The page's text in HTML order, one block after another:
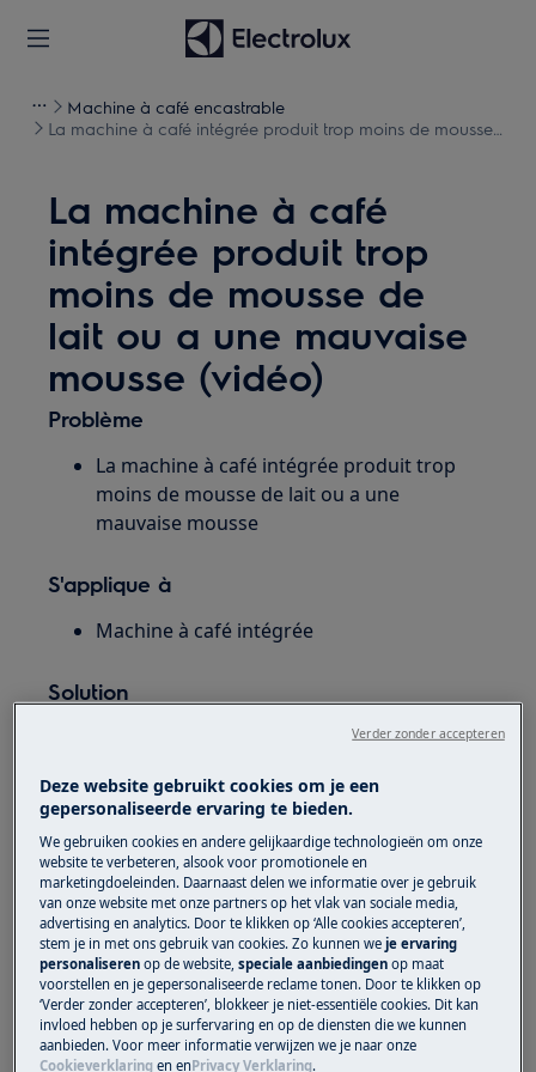
Machine à café encastrable
La machine à café intégrée produit trop moins de mousse
La machine à café
intégrée produit trop
moins de mousse de
lait ou a une mauvaise
mousse (vidéo)
Problème
La machine à café intégrée produit trop
moins de mousse de lait ou a une
mauvaise mousse
S'applique à
Machine à café intégrée
Solution
1.Vérifier les résidus de lait solide (la cause la
plus fréquente de problème): il suffit parfois de
démarrer la préparation de "lait chaud",
d'attendre au moins 15 secondes, d'arrêter la
préparation et de suivre le processus de
nettoyage
2. Assurez-vous que les joints sur la buse de
raccordement de la carafe de la machine sont
propres et exempts de résidus de lait dur
Deze website gebruikt cookies om je een
gepersonaliseerde ervaring te bieden.
We gebruiken cookies en andere gelijkaardige technologieën om onze
website te verbeteren, alsook voor promotionele en
marketingdoeleinden. Daarnaast delen we informatie over je gebruik
van onze website met onze partners op het vlak van sociale media,
advertising en analytics. Door te klikken op ‘Alle cookies accepteren’,
stem je in met ons gebruik van cookies. Zo kunnen weje ervaring
personaliseren op de website,speciale aanbiedingen op maat
voorstellen en je gepersonaliseerde reclame tonen. Door te klikken op
‘Verder zonder accepteren’, blokkeer je niet-essentiële cookies. Dit kan
invloed hebben op je surfervaring en op de diensten die we kunnen
aanbieden. Voor meer informatie verwijzen we je naar onze
Cookieverklaring enenPrivacy Verklaring.
Verder zonder accepteren